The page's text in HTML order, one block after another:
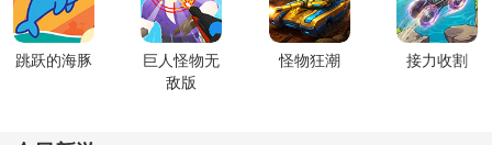
跳跃的海豚
巨人怪物无
敌版
怪物狂潮 接力收割